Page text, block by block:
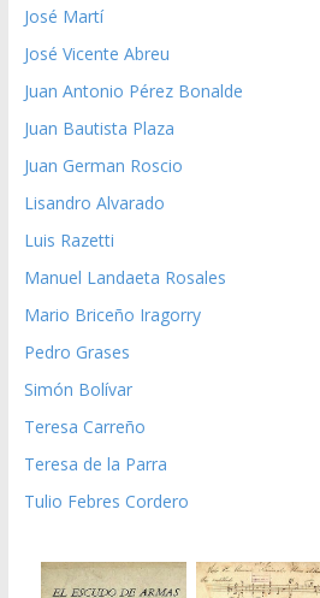
José Martí
José Vicente Abreu
Juan Antonio Pérez Bonalde
Juan Bautista Plaza
Juan German Roscio
Lisandro Alvarado
Luis Razetti
Manuel Landaeta Rosales
Mario Briceño Iragorry
Pedro Grases
Simón Bolívar
Teresa Carreño
Teresa de la Parra
Tulio Febres Cordero